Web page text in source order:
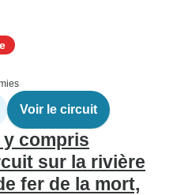
Voir le circuit
compris
sur la rivière
fer de la mort,